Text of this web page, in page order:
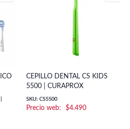
CEPILLO DENTAL CS KIDS
5500 | CURAPROX
SKU: CS5500
$4.490